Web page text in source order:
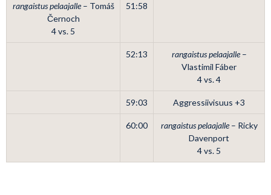
rangaistus pelaajalle– Tomáš
Černoch
4 vs. 5
51:58
52:13 rangaistus pelaajalle–
Vlastimil Fáber
4 vs. 4
59:03 Aggressiivisuus +3
60:00 rangaistus pelaajalle– Ricky
Davenport
4 vs. 5